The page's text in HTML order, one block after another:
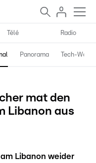
Télé Radio
Panorama Tech-World
mat den
Libanon aus
Libanon weider